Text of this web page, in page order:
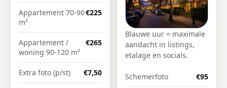
Appartement 70-90
m²
€225
Appartement /
woning 90-120 m²
€265
Extra foto (p/st) €7,50
Blauwe uur = maximale
aandacht in listings,
etalage en socials.
Schemerfoto €95